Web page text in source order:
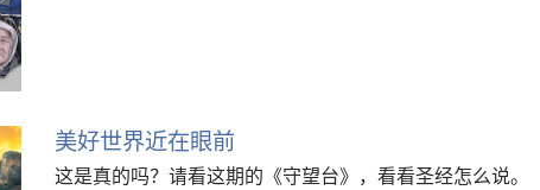
美好世界近在眼前
这是真的吗？请看这期的《守望台》，看看圣经怎么说。